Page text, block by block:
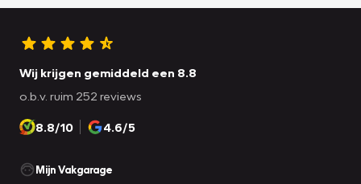
Wij krijgen gemiddeld een 8.8
o.b.v. ruim 252 reviews
8.8/10 4.6/5
Mijn Vakgarage